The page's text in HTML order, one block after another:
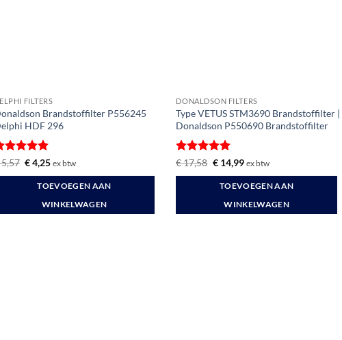
FILTERS
Brandstoffilter P556245
HDF 296
Oorspronkelijke
prijs
was:
€ 5,57.
€4,25Huidige
is:
€ 4,25.
ex btw
TOEVOEGEN AAN
WINKELWAGEN
DONALDSON FILTERS
Type VETUS STM3690 Brandstoffilter |
Donaldson P550690 Brandstoffilter
Gewaardeerd
€17,58 Oorspronkelijke
was:
€ 17,58.
€14,99Huidige
is:
€ 14,99.
ex btw
TOEVOEGEN AAN
WINKELWAGEN